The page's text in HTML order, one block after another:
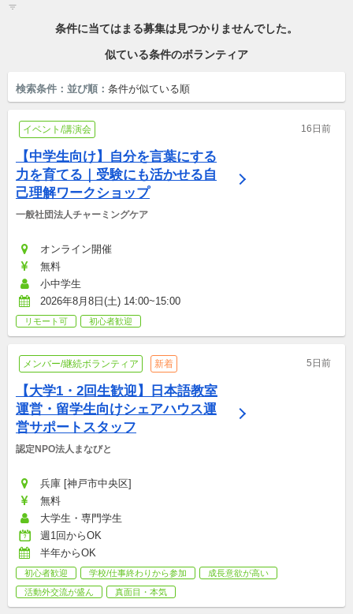
filter_list
条件に当てはまる募集は見つかりませんでした。
似ている条件のボランティア
検索条件： 並び順： 条件が似ている順
イベント/講演会 16日前
【中学生向け】自分を言葉にする
力を育てる｜受験にも活かせる自
己理解ワークショップ
一般社団法人チャーミングケア
オンライン開催
無料
小中学生
2026年8月8日(土) 14:00~15:00
リモート可 初心者歓迎
メンバー/継続ボランティア 新着 5日前
【大学1・2回生歓迎】日本語教室
運営・留学生向けシェアハウス運
営サポートスタッフ
認定NPO法人まなびと
兵庫 [神戸市中央区]
無料
大学生・専門学生
週1回からOK
半年からOK
初心者歓迎 学校/仕事終わりから参加
成長意欲が高い
活動外交流が盛ん
真面目・本気